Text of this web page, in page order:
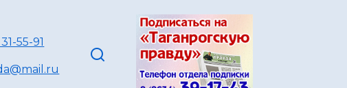
55-91